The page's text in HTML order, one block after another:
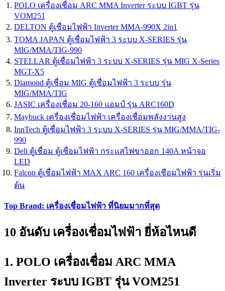
POLO เครื่องเชื่อม ARC MMA Inverter ระบบ IGBT รุ่น
VOM251
DELTON ตู้เชื่อมไฟฟ้า Inverter MMA-990X 2in1
TOMA JAPAN ตู้เชื่อมไฟฟ้า 3 ระบบ X-SERIES รุ่น
MIG/MMA/TIG-990
STELLAR ตู้เชื่อมไฟฟ้า 3 ระบบ X-SERIES รุ่น MIG X-Series
MGT-X5
Diamond ตู้เชื่อม MIG ตู้เชื่อมไฟฟ้า 3 ระบบ รุ่น
MIG/MMA/TIG
JASIC เครื่องเชื่อม 20-160 แอมป์ รุ่น ARC160D
Maybuck เครื่องเชื่อมไฟฟ้า เครื่องเชื่อมพลังงานสูง
InnTech ตู้เชื่อมไฟฟ้า 3 ระบบ X-SERIES รุ่น MIG/MMA/TIG-
990
Deli ตู้เชื่อม ตู้เชื่อมไฟฟ้า กระแสไฟขาออก 140A หน้าจอ
LED
Falcon ตู้เชื่อมไฟฟ้า MAX ARC 160 เครื่องเชือมไฟฟ้า รุ่นเริ่ม
ต้น
Top Brand: เครื่องเชื่อมไฟฟ้า ที่นิยมมากที่สุด
10 อันดับ เครื่องเชื่อมไฟฟ้า ยี่ห้อไหนดี
1. POLO เครื่องเชื่อม ARC MMA
Inverter ระบบ IGBT รุ่น VOM251